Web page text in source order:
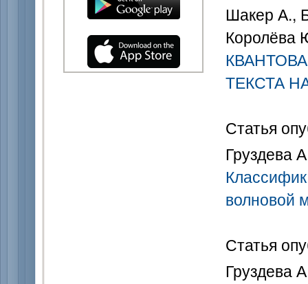
Шакер А.,
Королёва
ТЕКСТА
Статья
Груздева
волновой
Статья
Груздева